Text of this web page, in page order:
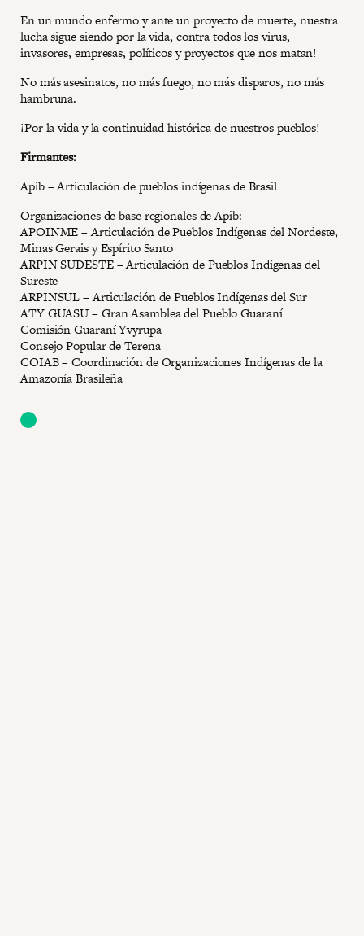
En un mundo enfermo y ante un proyecto de muerte, nuestra
lucha sigue siendo por la vida, contra todos los virus,
invasores, empresas, políticos y proyectos que nos matan!
No más asesinatos, no más fuego, no más disparos, no más
hambruna.
¡Por la vida y la continuidad histórica de nuestros pueblos!
Firmantes:
Apib – Articulación de pueblos indígenas de Brasil
Organizaciones de base regionales de Apib:
APOINME – Articulación de Pueblos Indígenas del Nordeste,
Minas Gerais y Espírito Santo
ARPIN SUDESTE – Articulación de Pueblos Indígenas del
Sureste
ARPINSUL – Articulación de Pueblos Indígenas del Sur
ATY GUASU – Gran Asamblea del Pueblo Guaraní
Comisión Guaraní Yvyrupa
Consejo Popular de Terena
COIAB – Coordinación de Organizaciones Indígenas de la
Amazonía Brasileña